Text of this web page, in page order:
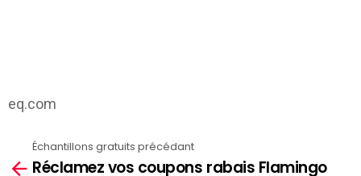
eq.com
more
Échantillons gratuits précédant
Réclamez vos coupons rabais Flamingo